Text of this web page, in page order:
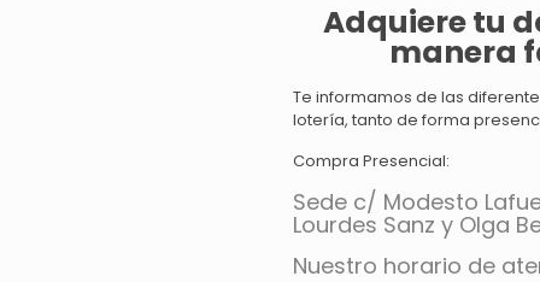
Adquiere tu
manera
Te informamos de las
lotería, tanto de forma
Compra Presencial:
Sede c/ Modesto
Lourdes Sanz y Olga
Nuestro horario de